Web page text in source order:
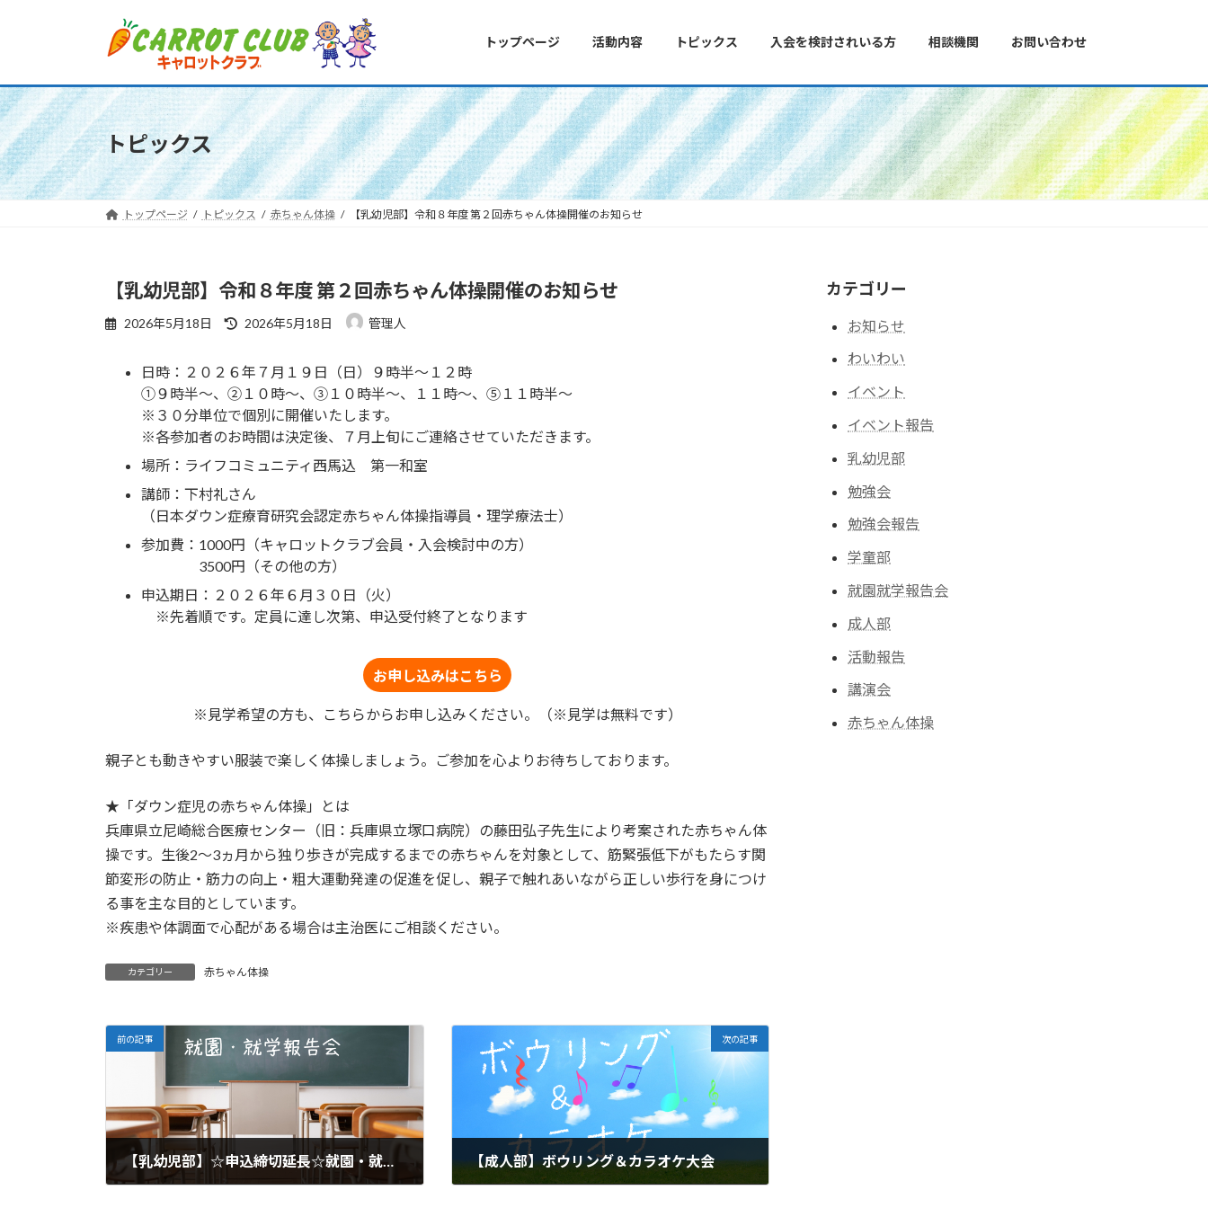
ツ
へ
ス
キ
ッ
プ
シ
ョ
ン
に
移
動
トップページ 活動内容 トピックス 入会を検討されいる方 相談機関 お問い合わせ
トピックス
トップページ トピックス 赤ちゃん体操 【乳幼児部】令和８年度 第２回赤ちゃん体操開催のお知らせ
【乳幼児部】令和８年度 第２回赤ちゃん体操開催のお知らせ
2026年5月18日
最
新
日
時
:
2026年5月18日 管理人
日時：２０２６年７月１９日（日）９時半〜１２時
①９時半〜、②１０時〜、③１０時半〜、１１時〜、⑤１１時半〜
※３０分単位で個別に開催いたします。
※各参加者のお時間は決定後、７月上旬にご連絡させていただきます。
場所：ライフコミュニティ西馬込 第一和室
講師：下村礼さん
（日本ダウン症療育研究会認定赤ちゃん体操指導員・理学療法士）
参加費：1000円（キャロットクラブ会員・入会検討中の方）
3500円（その他の方）
申込期日：２０２６年６月３０日（火）
※先着順です。定員に達し次第、申込受付終了となります
お申し込みはこちら
※見学希望の方も、こちらからお申し込みください。（※見学は無料です）
親子とも動きやすい服装で楽しく体操しましょう。ご参加を心よりお待ちしております。
★「ダウン症児の赤ちゃん体操」とは
兵庫県立尼崎総合医療センター（旧：兵庫県立塚口病院）の藤田弘子先生により考案された赤ちゃん体
操です。生後2～3ヵ月から独り歩きが完成するまでの赤ちゃんを対象として、筋緊張低下がもたらす関
節変形の防止・筋力の向上・粗大運動発達の促進を促し、親子で触れあいながら正しい歩行を身につけ
る事を主な目的としています。
※疾患や体調面で心配がある場合は主治医にご相談ください。
カテゴリー 赤ちゃん体操
前の記事 次の記事
【成人部】ボウリング＆カラオケ大会
カテゴリー
お知らせ
わいわい
イベント
イベント報告
乳幼児部
勉強会
勉強会報告
学童部
就園就学報告会
成人部
活動報告
講演会
赤ちゃん体操